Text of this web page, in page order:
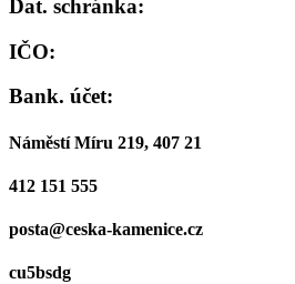
Dat. schránka:
IČO:
Bank. účet:
Náměstí Míru 219, 407 21
412 151 555
posta@ceska-kamenice.cz
cu5bsdg